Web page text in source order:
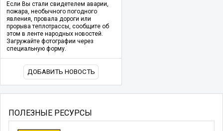
Если Вы стали свидетелем аварии,
пожара, необычного погодного
явления, провала дороги или
прорыва теплотрассы, сообщите об
этом в ленте народных новостей.
Загружайте фотографии через
специальную форму.
ДОБАВИТЬ НОВОСТЬ
ПОЛЕЗНЫЕ РЕСУРСЫ